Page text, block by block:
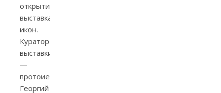
открытию
выставка
икон.
Куратор
выставки
—
протоиерей
Георгий